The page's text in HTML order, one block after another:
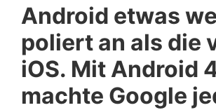
Android etwas
poliert an als die
iOS. Mit Android
machte Google